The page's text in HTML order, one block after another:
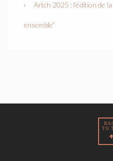
Artch 2025 : l’édition de
ensemble”
TO